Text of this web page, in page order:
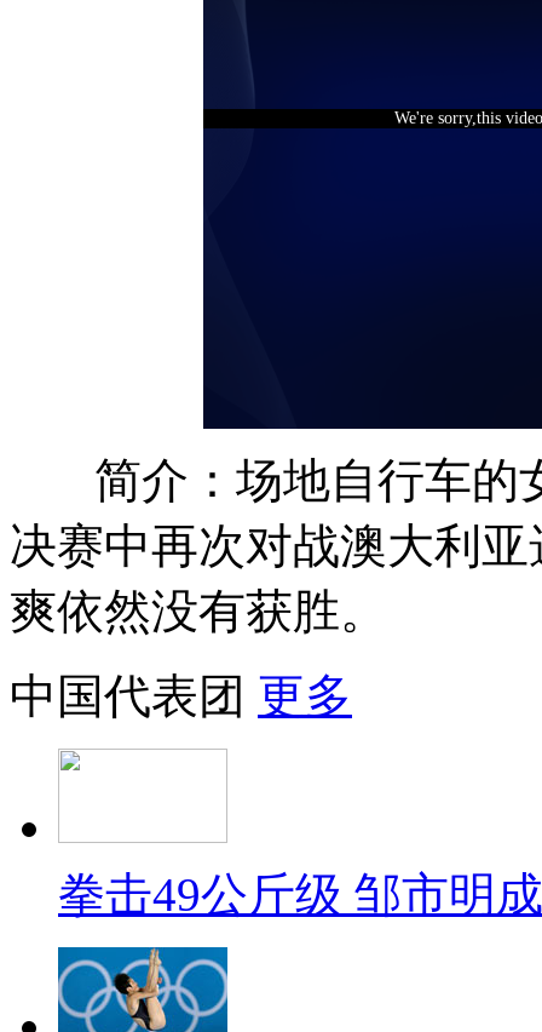
We're sorry,this
简介：场地自行车的
决赛中再次对战澳大利
爽依然没有获胜。
中国代表团 更多
拳击49公斤级 邹市明